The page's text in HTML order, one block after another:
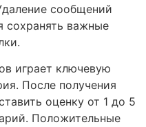
сообщений
сохранять важные
играет ключевую
После получения
оценку от 1 до 5
Положительные